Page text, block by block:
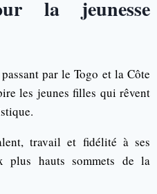
la jeunesse
par le Togo et la Côte
les jeunes filles qui rêvent
travail et fidélité à ses
plus hauts sommets de la